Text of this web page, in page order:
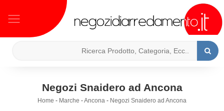
Negozi Snaidero ad Ancona
Home - Marche -Ancona - Negozi Snaidero ad Ancona